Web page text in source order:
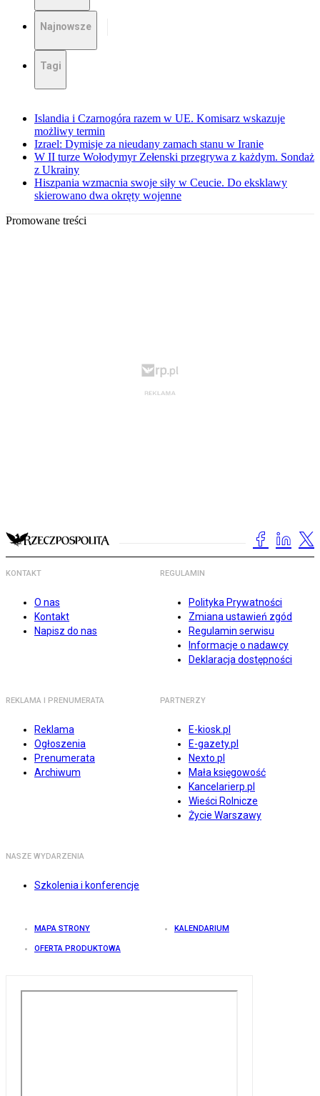
Najnowsze
Tagi
Islandia i Czarnogóra razem w UE. Komisarz wskazuje
możliwy termin
Izrael: Dymisje za nieudany zamach stanu w Iranie
W II turze Wołodymyr Zełenski przegrywa z każdym. Sondaż
z Ukrainy
Hiszpania wzmacnia swoje siły w Ceucie. Do eksklawy
skierowano dwa okręty wojenne
Promowane treści
KONTAKT
O nas
Kontakt
Napisz do nas
REGULAMIN
Polityka Prywatności
Zmiana ustawień zgód
Regulamin serwisu
Informacje o nadawcy
Deklaracja dostępności
REKLAMA I PRENUMERATA
Reklama
Ogłoszenia
Prenumerata
Archiwum
PARTNERZY
E-kiosk.pl
E-gazety.pl
Nexto.pl
Mała księgowość
Kancelarierp.pl
Wieści Rolnicze
Życie Warszawy
NASZE WYDARZENIA
Szkolenia i konferencje
MAPA STRONY KALENDARIUM
OFERTA PRODUKTOWA